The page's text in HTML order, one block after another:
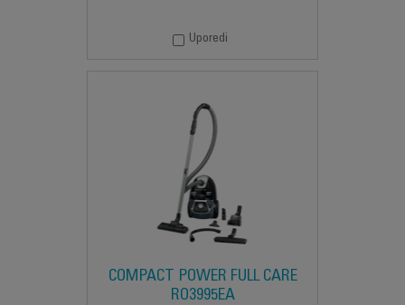
Uporedi
COMPACT POWER FULL CARE
RO3995EA